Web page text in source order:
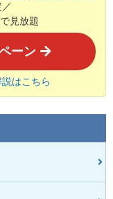
見放題
ーン
はこちら